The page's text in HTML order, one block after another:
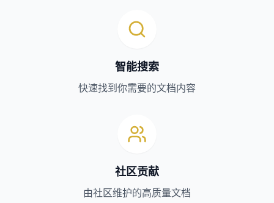
智能搜索
快速找到你需要的文档内容
社区贡献
由社区维护的高质量文档